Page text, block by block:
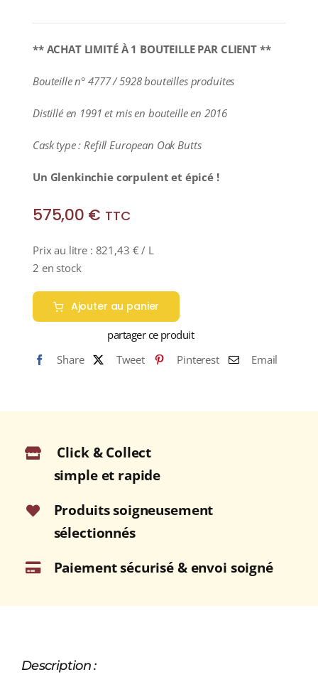
** ACHAT LIMITÉ À 1 BOUTEILLE PAR CLIENT **
Bouteille n° 4777 / 5928 bouteilles produites
Distillé en 1991 et mis en bouteille en 2016
Cask type : Refill European Oak Butts
Un Glenkinchie corpulent et épicé !
575,00 € TTC
Prix au litre : 821,43 € / L
2 en stock
Ajouter au panier
partager ce produit
Share
Tweet Pinterest Email
Click & Collect
simple et rapide
Produits soigneusement
sélectionnés
Paiement sécurisé & envoi soigné
Description :